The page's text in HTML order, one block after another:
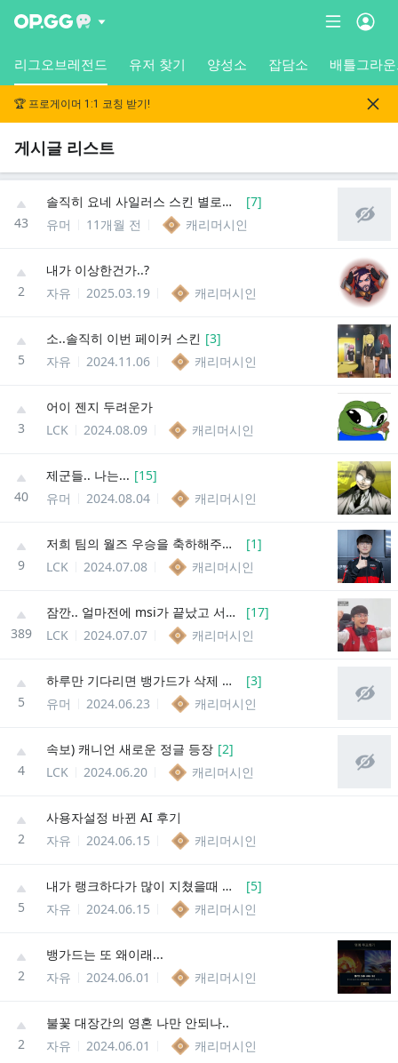
리그오브레전드 유저 찾기 양성소 잡담소 배틀그라
🏆 프로게이머 1:1 코칭 받기!
게시글 리스트
43
솔직히 요네 사일러스 스킨 별로임... [7]
유머
11개월 전 캐리머시인
2
내가 이상한건가..?
자유
2025.03.19 캐리머시인
5
소..솔직히 이번 페이커 스킨 [3]
자유
2024.11.06 캐리머시인
3
어이 젠지 두려운가
LCK
2024.08.09 캐리머시인
40
제군들.. 나는... [15]
유머
2024.08.04 캐리머시인
9
저희 팀의 월즈 우승을 축하해주셔서 감사합니다 [1]
LCK
2024.07.08 캐리머시인
389
잠깐.. 얼마전에 msi가 끝났고 서머를 했으니까... [17]
LCK
2024.07.07 캐리머시인
5
하루만 기다리면 뱅가드가 삭제 된대요! [3]
유머
2024.06.23 캐리머시인
4
속보) 캐니언 새로운 정글 등장 [2]
LCK
2024.06.20 캐리머시인
2
사용자설정 바뀐 AI 후기
자유
2024.06.15 캐리머시인
5
내가 랭크하다가 많이 지쳤을때 하는거 [5]
자유
2024.06.15 캐리머시인
2
뱅가드는 또 왜이래...
자유
2024.06.01 캐리머시인
2
불꽃 대장간의 영혼 나만 안되나..
자유
2024.06.01 캐리머시인